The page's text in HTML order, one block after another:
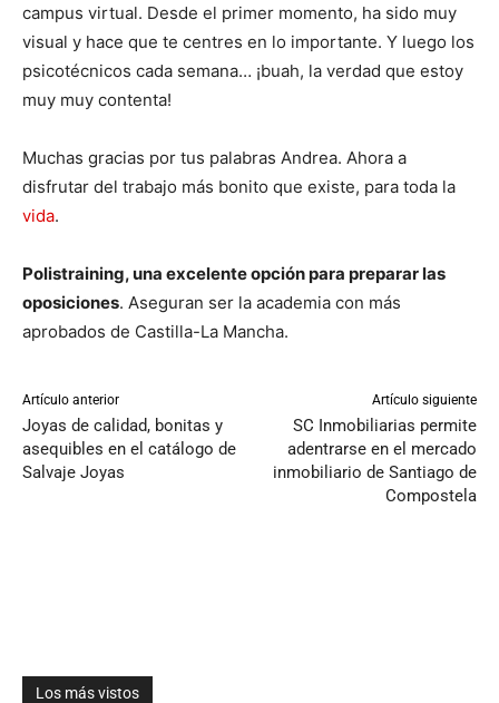
campus virtual. Desde el primer momento, ha sido muy
visual y hace que te centres en lo importante. Y luego los
psicotécnicos cada semana… ¡buah, la verdad que estoy
muy muy contenta!
Muchas gracias por tus palabras Andrea. Ahora a
disfrutar del trabajo más bonito que existe, para toda la
vida.
Polistraining, una excelente opción para preparar las
oposiciones. Aseguran ser la academia con más
aprobados de Castilla-La Mancha.
Artículo anterior
Joyas de calidad, bonitas y
asequibles en el catálogo de
Salvaje Joyas
Artículo siguiente
SC Inmobiliarias permite
adentrarse en el mercado
inmobiliario de Santiago de
Compostela
Los más vistos